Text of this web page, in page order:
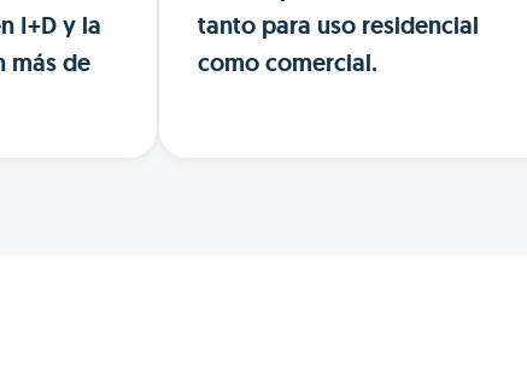
I+D y la
más de
tanto para uso residencial
como comercial.